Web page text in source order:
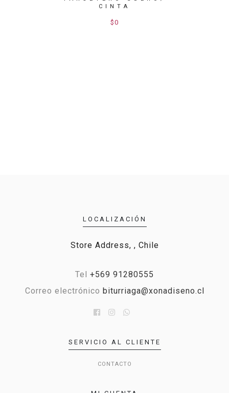
CINTA
$0
LOCALIZACIÓN
Store Address, , Chile
Tel +569 91280555
Correo electrónico biturriaga@xonadiseno.cl
SERVICIO AL CLIENTE
CONTACTO